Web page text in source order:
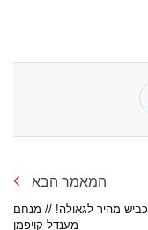
המאמר הבא
כביש מהיר לגאולה! // מנחם
מענדל קויפמן